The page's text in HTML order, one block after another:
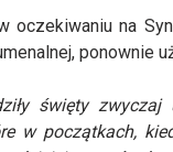
na
ponownie
święty
w początkach,